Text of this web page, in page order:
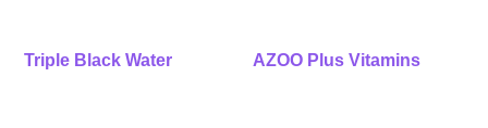
Triple Black Water AZOO Plus Vitamins